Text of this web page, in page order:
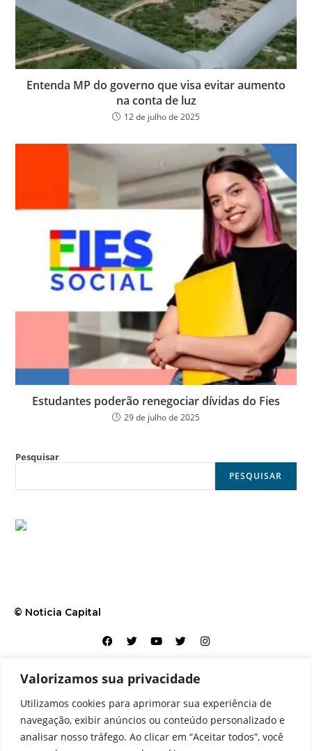
Valorizamos sua privacidade
Utilizamos cookies para aprimorar sua experiência de
navegação, exibir anúncios ou conteúdo personalizado e
analisar nosso tráfego. Ao clicar em “Aceitar todos”, você
Entenda MP do governo que visa evitar aumento
na conta de luz
12 de julho de 2025
Estudantes poderão renegociar dívidas do Fies
29 de julho de 2025
Pesquisar
PESQUISAR
© Noticia Capital
Contato Home Aviso legal Configurações de cookies
Equipe Perfil Política de cookies Serviços